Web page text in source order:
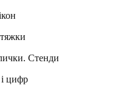
Стенди
цифр